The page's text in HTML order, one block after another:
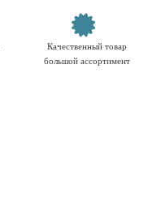
Качественный товар
большой ассортимент